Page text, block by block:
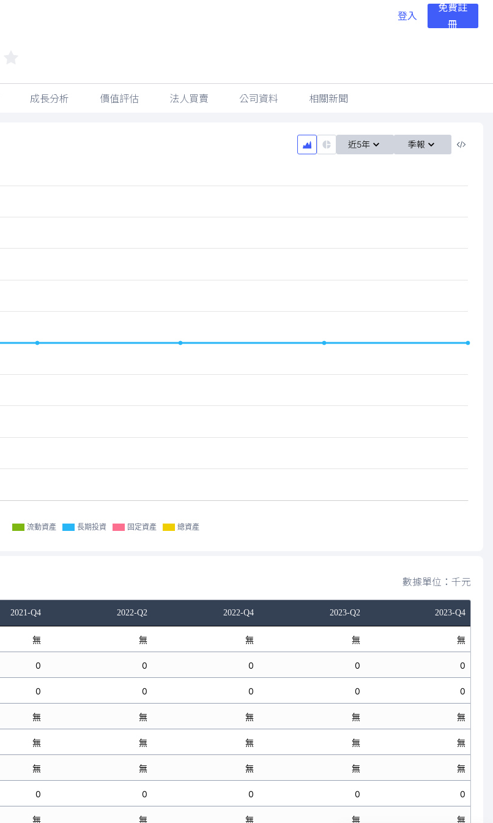
登入
免費註
冊
成長分析 價值評估 法人買賣 公司資料 相關新聞
近5年 季報
流動資產 長期投資 固定資產 總資產
數據單位：千元
2021-Q4 2022-Q2 2022-Q4 2023-Q2 2023-Q4
無 無 無 無 無
0 0 0 0 0
0 0 0 0 0
無 無 無 無 無
無 無 無 無 無
無 無 無 無 無
0 0 0 0 0
無 無 無 無 無